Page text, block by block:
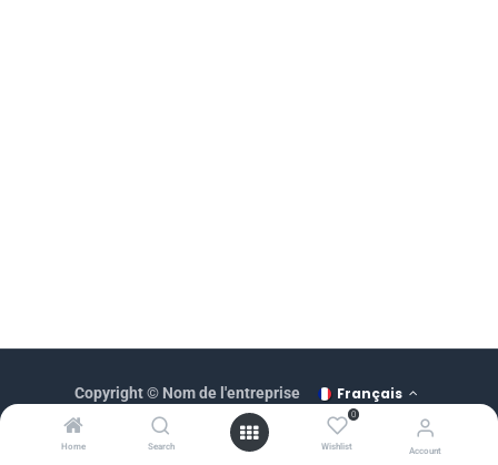
Home Search
0
Wishlist Account
Copyright © Nom de l'entreprise Français
Généré par